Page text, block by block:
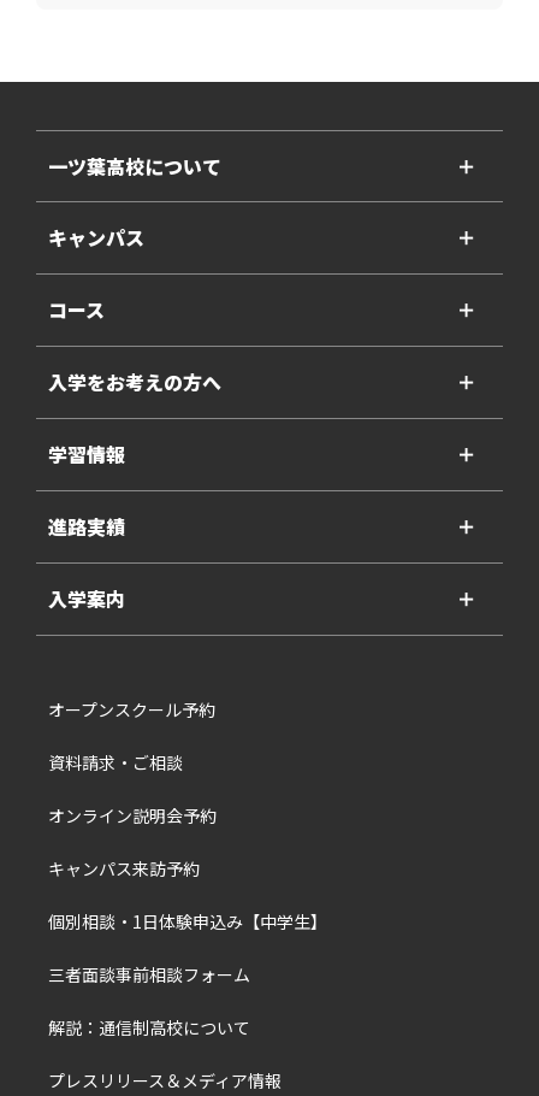
一ツ葉高校について ＋
キャンパス ＋
コース ＋
入学をお考えの方へ ＋
学習情報 ＋
進路実績 ＋
入学案内 ＋
オープンスクール予約
資料請求・ご相談
オンライン説明会予約
キャンパス来訪予約
個別相談・1日体験申込み【中学生】
三者面談事前相談フォーム
解説：通信制高校について
プレスリリース＆メディア情報